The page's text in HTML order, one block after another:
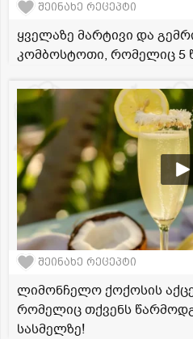
შეინახე რეცეპტი
ყველაზე მარტივი და
კომბოსტოთი, რომელიც 5
შეინახე რეცეპტი
ლიმონჩელო ქოქოსის
რომელიც თქვენს
სასმელზე!